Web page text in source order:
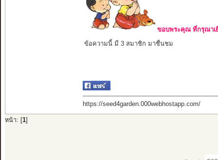
ขอบพระคุณ ที่กรุณาเ
ข้อความนี้ มี 3 สมาชิก มาชื่นชม
https://seed4garden.000webhostapp.com/
หน้า: [ 1]